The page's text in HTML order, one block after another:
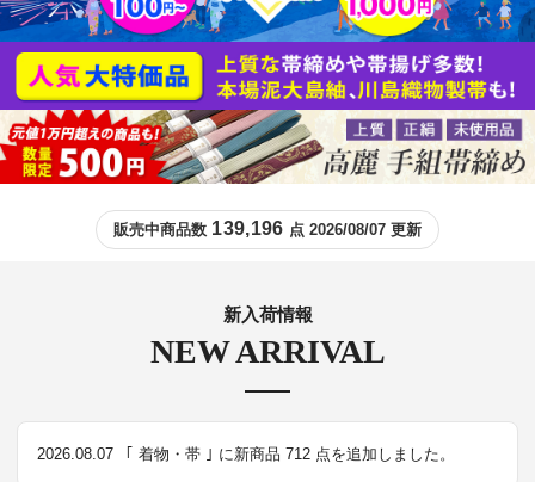
販売中商品数 139,196 点 2026/08/07 更新
NEW ARRIVAL
新入荷情報
2026.08.07 ｢ 着物・帯 ｣ に新商品 712 点を追加しました。